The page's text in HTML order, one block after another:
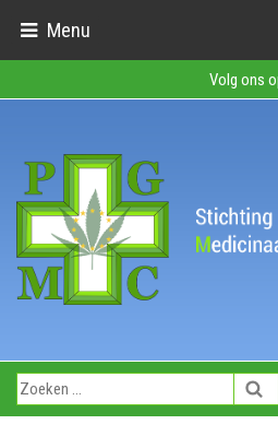
Menu
Volg ons